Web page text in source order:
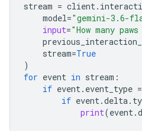
stream = client.
model="gemini-3.6-
input="How many
stream=True
)
for event in stream :
if event. event_type
if event.delta.
print(event.